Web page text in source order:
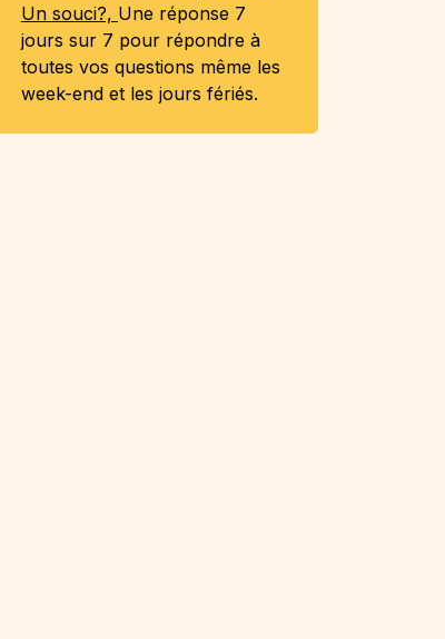
Un souci?, Une réponse 7
jours sur 7 pour répondre à
toutes vos questions même les
week-end et les jours fériés.